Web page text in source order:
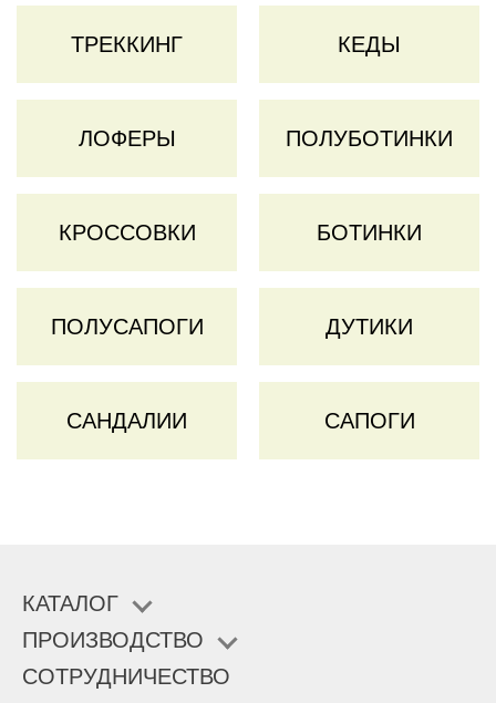
ТРЕККИНГ КЕДЫ
ЛОФЕРЫ ПОЛУБОТИНКИ
КРОССОВКИ БОТИНКИ
ПОЛУСАПОГИ ДУТИКИ
САНДАЛИИ САПОГИ
КАТАЛОГ
ПРОИЗВОДСТВО
СОТРУДНИЧЕСТВО